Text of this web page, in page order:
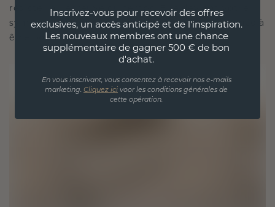
résister à l'épreuve du temps. Elle devient votre
symbole d'amour et de moments chéris, destinée à
être portée et chérie pour toujours.
Inscrivez-vous pour recevoir des offres
exclusives, un accès anticipé et de l'inspiration.
Les nouveaux membres ont une chance
supplémentaire de gagner 500 € de bon
d'achat.
En vous inscrivant, vous consentez à recevoir nos e-mails
marketing. Cliquez ici voor les conditions générales de
cette opération.